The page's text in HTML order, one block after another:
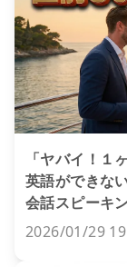
「ヤバイ！
英語ができな
会話スピーキ
2026/01/29